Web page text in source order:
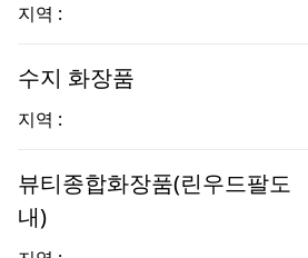
지역 :
수지 화장품
지역 :
뷰티종합화장품(린우드팔도
내)